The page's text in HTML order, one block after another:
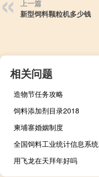
上一篇
新型饲料颗粒机多少钱
相关问题
造物节任务攻略
饲料添加剂目录2018
柬埔寨婚姻制度
全国饲料工业统计信息系统
用飞龙在天拜年好吗